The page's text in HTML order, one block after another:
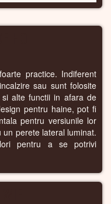
practice. Indiferent
sau sunt folosite
alte functii in afara de
pentru haine, pot fi
pentru versiunile lor
perete lateral luminat.
pentru a se potrivi